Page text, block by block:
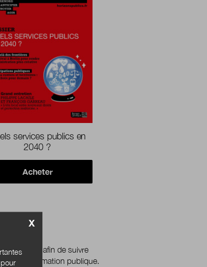
services publics en
2040 ?
Acheter
votre email afin de suivre
la transformation publique.
X